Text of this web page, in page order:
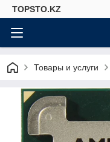
TOPSTO.KZ
Товары и услуги